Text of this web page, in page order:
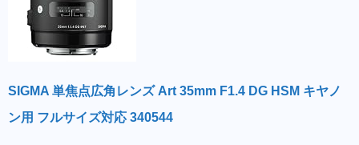
SIGMA 単焦点広角レンズ Art 35mm F1.4 DG HSM キヤノ
ン用 フルサイズ対応 340544